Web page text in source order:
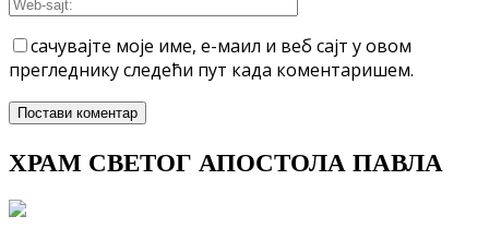
сачувајте моје име, е-маил и веб сајт у овом
прегледнику следећи пут када коментаришем.
ХРАМ СВЕТОГ АПОСТОЛА ПАВЛА